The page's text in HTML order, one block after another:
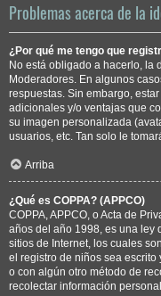
Problemas acerca de la
¿Por qué me tengo que
No está obligado a hacerlo, la
Moderadores. En algunos
respuestas. Sin embargo,
adicionales y/o ventajas que
su imagen personalizada
usuarios, etc. Tan solo le
Arriba
¿Qué es COPPA? (APPCO)
COPPA, APPCO, o Acta de
años del año 1998, es una ley
sitios de Internet, los cuales
el registro de niños sea
o con algún otro método de
recolectar información